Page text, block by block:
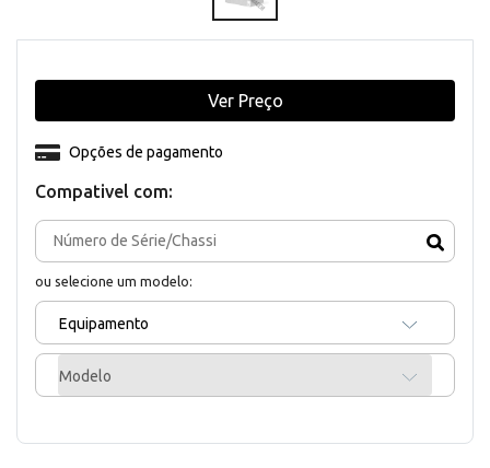
Compativel com:
ou selecione um modelo:
Equipamento
Modelo
Opções de pagamento
Ver Preço